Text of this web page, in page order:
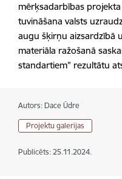
mērķsadarbības
tuvināšana valsts
augu šķirņu aizsardzībā
materiāla ražošanā
standartiem” rezultātu
Autors: Dace Ūdre
Projektu galerijas
Publicēts: 25.11.2024.